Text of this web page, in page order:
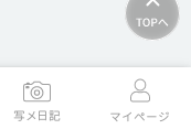
写メ日記 マイページ